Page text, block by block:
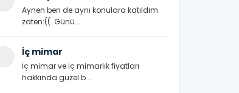
Aynen ben de aynı konulara katıldım
zaten:((. Günü...
İç mimar
İç mimar ve iç mimarlık fiyatları
hakkında güzel b...